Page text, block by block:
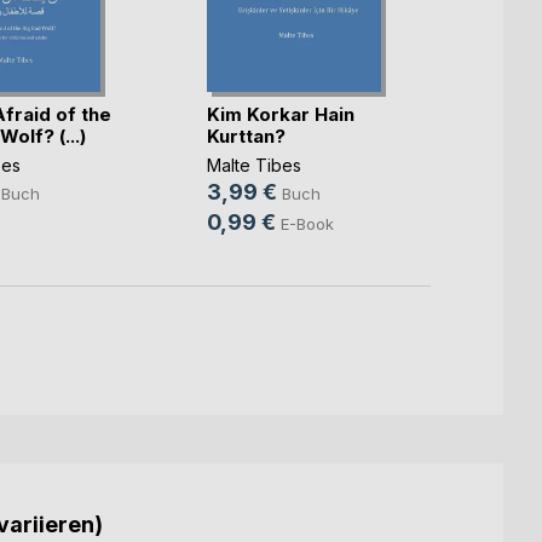
of the
(...)
Buch
Kim Korkar Hain
Kurttan?
Malte Tibes
3,99 € Buch
0,99 € E-Book